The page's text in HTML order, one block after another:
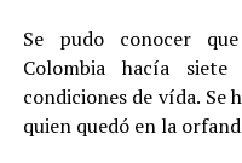
Se pudo conocer
Colombia hacía
condiciones de vída. Se
quien quedó en la